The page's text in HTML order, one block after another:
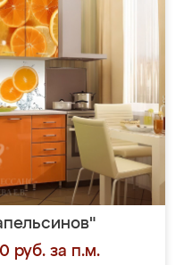
руб. за п.м.